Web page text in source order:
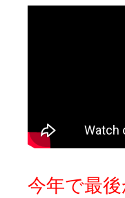
今年で最